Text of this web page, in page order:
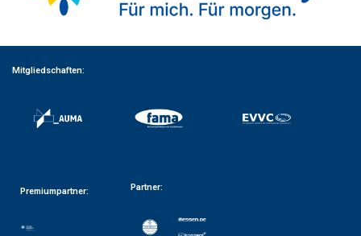
Mitgliedschaften:
Premiumpartner: Partner: